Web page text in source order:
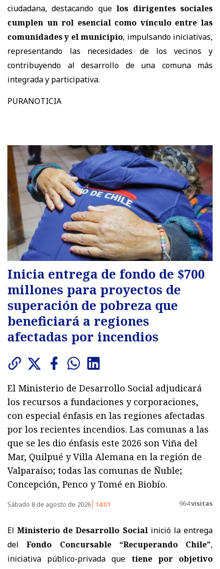
ciudadana, destacando quelos dirigentes sociales
cumplen un rol esencial como vínculo entre las
comunidades y el municipio, impulsando iniciativas,
representando las necesidades de los vecinos y
contribuyendo al desarrollo de una comuna más
integrada y participativa.
PURANOTICIA
Inicia entrega de fondo de $700
millones para proyectos de
superación de pobreza que
beneficiará a regiones
afectadas por incendios
El Ministerio de Desarrollo Social adjudicará
los recursos a fundaciones y corporaciones,
con especial énfasis en las regiones afectadas
por los recientes incendios. Las comunas a las
que se les dio énfasis este 2026 son Viña del
Mar, Quilpué y Villa Alemana en la región de
Valparaíso; todas las comunas de Ñuble;
Concepción, Penco y Tomé en Biobío.
Sábado 8 de agosto de 2026 14:01 964visitas
ElMinisterio de Desarrollo Socialinició la entrega
delFondo Concursable “Recuperando Chile”,
iniciativa público-privada que tiene por objetivo